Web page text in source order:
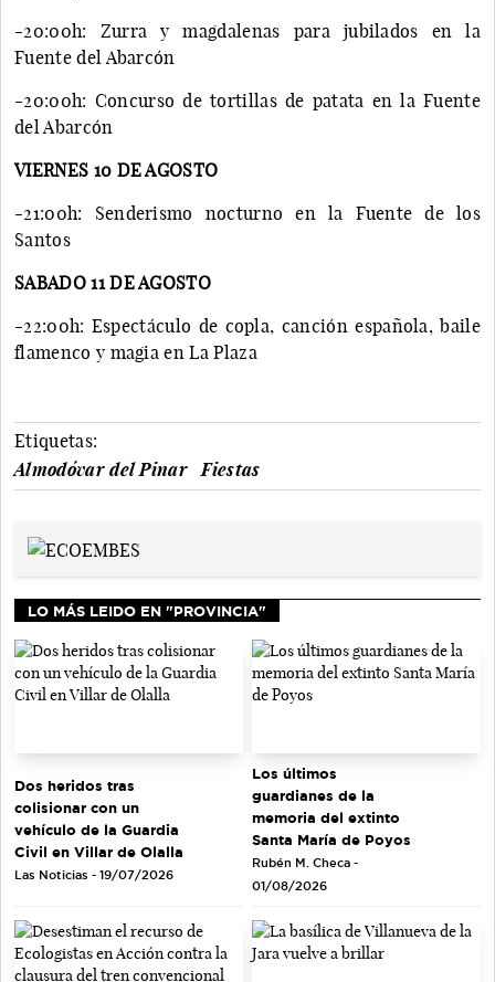
-20:00h: Zurra y magdalenas para jubilados en la
Fuente del Abarcón
-20:00h: Concurso de tortillas de patata en la Fuente
del Abarcón
VIERNES 10 DE AGOSTO
-21:00h: Senderismo nocturno en la Fuente de los
Santos
SABADO 11 DE AGOSTO
-22:00h: Espectáculo de copla, canción española, baile
flamenco y magia en La Plaza
Etiquetas:
Almodóvar del Pinar
Fiestas
LO MÁS LEIDO EN "PROVINCIA"
Dos heridos tras
colisionar con un
vehículo de la Guardia
Civil en Villar de Olalla
Las Noticias - 19/07/2026
Los últimos
guardianes de la
memoria del extinto
Santa María de Poyos
Rubén M. Checa -
01/08/2026